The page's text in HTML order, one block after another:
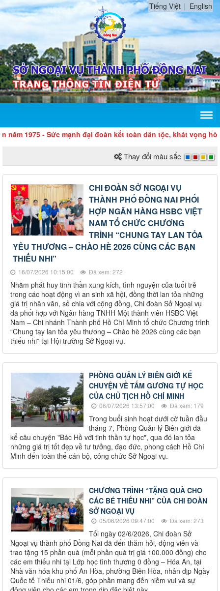
Tiếng Việt English
1975 - Sức mạnh đại đoàn kết toàn dân tộc, khát vọng hòa
Thay đổi màu sắc
CHI ĐOÀN SỞ NGOẠI VỤ
THÀNH PHỐ ĐỒNG NAI PHỐI
HỢP NGÂN HÀNG HSBC VIỆT
NAM TỔ CHỨC CHƯƠNG
TRÌNH “CHUNG TAY LAN TỎA
YÊU THƯƠNG – CHÀO HÈ 2026 CÙNG CÁC BẠN
THIẾU NHI”
16/07/2026 10:15:00 Đã xem: 272
Nhằm phát huy tinh thần xung kích, tình nguyện của tuổi trẻ
trong các hoạt động vì an sinh xã hội, đồng thời lan tỏa những
giá trị nhân văn, sẻ chia với cộng đồng, Chi đoàn Sở Ngoại vụ
đã phối hợp với Ngân hàng TNHH Một thành viên HSBC Việt
Nam – Chi nhánh Thành phố Hồ Chí Minh tổ chức Chương trình
“Chung tay lan tỏa yêu thương – Chào hè 2026 cùng các bạn
thiếu nhi” tại Hội trường Sở Ngoại vụ.
PHÒNG QUẢN LÝ BIÊN GIỚI KỂ
CHUYỆN VỀ TẤM GƯƠNG TỰ HỌC
CỦA CHỦ TỊCH HỒ CHÍ MINH
06/07/2026 13:57:00 Đã xem: 179
Trong buổi sinh hoạt dưới cờ tuần đầu
tháng 7, Phòng Quản lý Biên giới đã
kể câu chuyện "Bác Hồ với tinh thần tự học", qua đó lan tỏa
những giá trị tốt đẹp về tư tưởng, đạo đức, phong cách Hồ Chí
Minh đến toàn thể cán bộ, công chức Sở Ngoại vụ.
CHƯƠNG TRÌNH “TẶNG QUÀ CHO
CÁC BÉ THIẾU NHI” CỦA CHI ĐOÀN
SỞ NGOẠI VỤ
05/06/2026 09:47:00 Đã xem: 273
Tối ngày 02/6/2026, Chi đoàn Sở
Ngoại vụ thành phố Đồng Nai đã đến thăm hỏi, động viên và
trao tặng 15 phần quà (mỗi phần quà trị giá 100.000 đồng) cho
các em thiếu nhi tại Lớp học tình thương 0 đồng – Hóa An, tại
Nhà văn hóa khu phố An Hòa, phường Biên Hòa, nhân dịp Ngày
Quốc tế Thiếu nhi 01/6, góp phần mang đến niềm vui và sự